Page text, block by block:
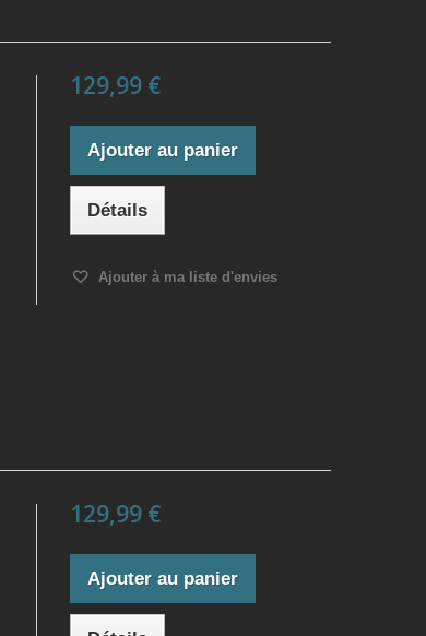
129,99 €
Ajouter au panier
Détails
Ajouter à ma liste d'envies
129,99 €
Ajouter au panier